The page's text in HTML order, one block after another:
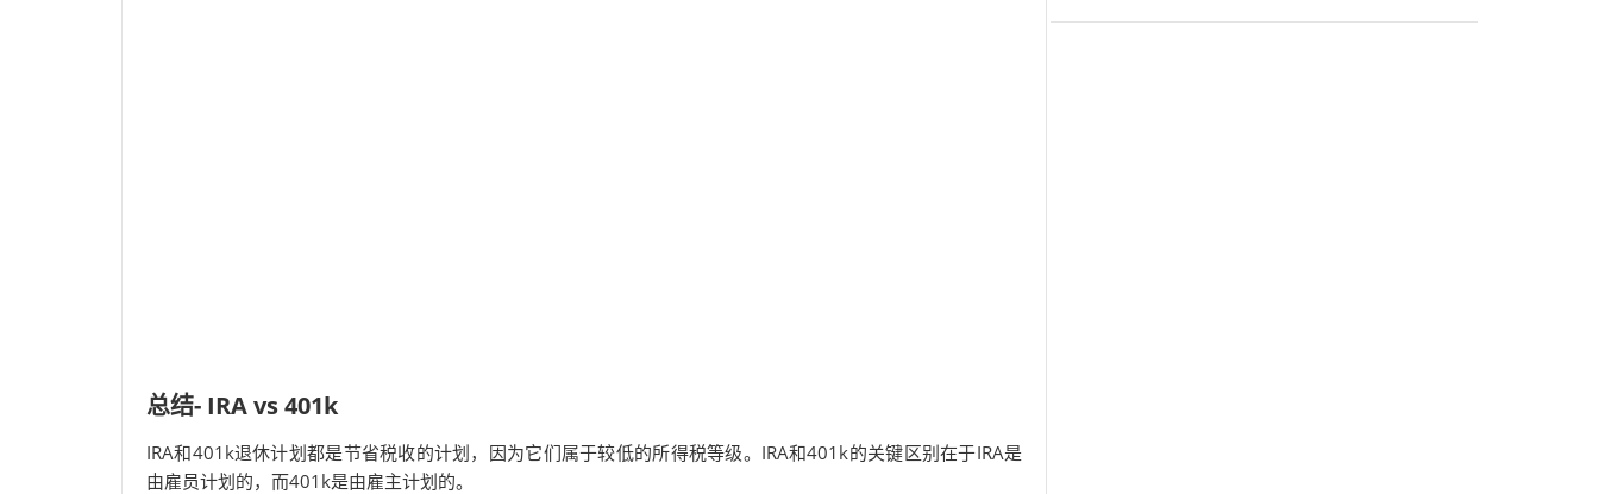
总结- IRA vs 401k
IRA和401k退休计划都是节省税收的计划，因为它们属于较低的所得税等级。IRA和401k的关键区别在于IRA是
由雇员计划的，而401k是由雇主计划的。